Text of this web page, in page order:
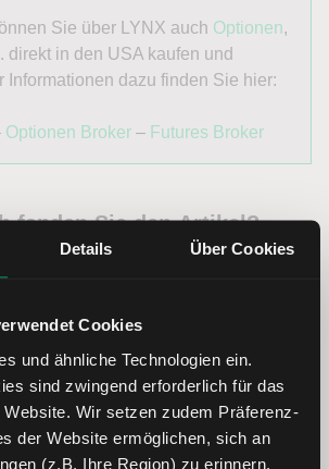
Details Über Cookies
Cookies
und ähnliche Technologien ein.
sind zwingend erforderlich für das
Website. Wir setzen zudem Präferenz-
der Website ermöglichen, sich an
(z.B. Ihre Region) zu erinnern.
Sie über LYNX auch Optionen,
direkt in den USA kaufen und
Informationen dazu finden Sie hier:
Optionen Broker – Futures Broker
fanden Sie den Artikel?
5 6
Sehr hilfreich